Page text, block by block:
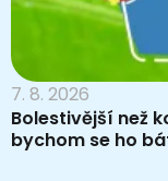
7. 8. 2026
Bolestivější než
bychom se ho